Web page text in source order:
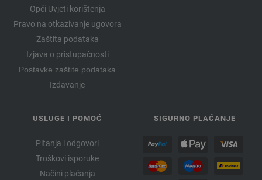
Opći Uvjeti korištenja
Pravo na otkazivanje ugovora
Zaštita podataka
Izjava o pristupačnosti
Postavke zaštite podataka
Izdavanje
USLUGE I POMOĆ
Pitanja i odgovori
Troškovi isporuke
Načini plaćanja
SIGURNO PLAĆANJE